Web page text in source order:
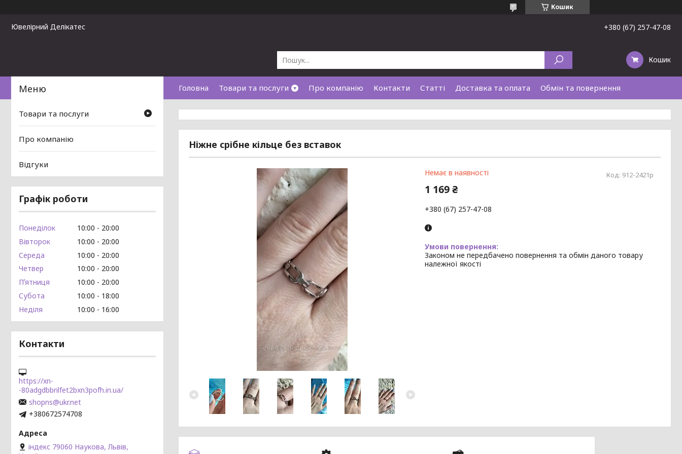
Кошик
Ювелірний Делікатес +380 (67) 257-47-08
Кошик
Головна Товари та послуги Про компанію Контакти Статті Доставка та оплата Обмін та повернення
Ніжне срібне кільце без вставок
Немає в наявності Код: 912-2421р
1 169 ₴
+380 (67) 257-47-08
Законом не передбачено повернення та обмін даного товару
належної якості
Товари та послуги
Про компанію
Відгуки
Графік роботи
Понеділок 10:00
20:00
Вівторок
10:00
20:00
Середа
10:00
20:00
Четвер
10:00
20:00
Пʼятниця
10:00
20:00
Субота
10:00
18:00
Неділя
10:00 16:00
Контакти
https://xn-
-80adgdbbrilfet2bxn3pofh.in.ua/
shopns@ukr.net
+380672574708
індекс 79060 Наукова, Львів,